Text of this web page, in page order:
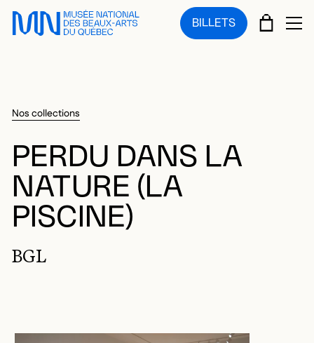
Sauter au menu principal
Sauter au contenu principal
Sauter au pied de page
BILLETS PANIER
Nos collections
PERDU DANS LA
NATURE (LA
PISCINE)
BGL